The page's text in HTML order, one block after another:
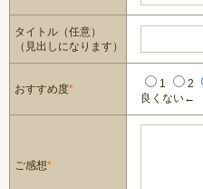
タイトル（任意）
（見出しになります）
おすすめ度* 1 2
良くない←
ご感想*